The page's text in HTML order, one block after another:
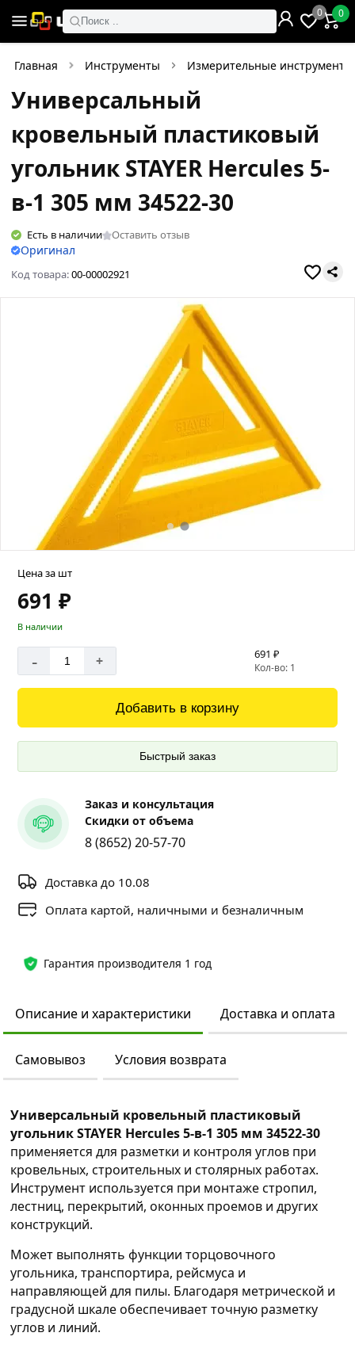
Поиск ..
0 0
Главная Инструменты Измерительные инструменты
Универсальный
кровельный пластиковый
угольник STAYER Hercules 5-
в-1 305 мм 34522-30
Есть в наличии Оставить отзыв
Оригинал
Код товара:00-00002921
Гарантия производителя 1 год
Цена за шт
691 ₽
В наличии
- + 691 ₽
Кол-во: 1
Добавить в корзину
Быстрый заказ
Заказ и консультация
Скидки от объема
8 (8652) 20-57-70
Доставка до 10.08
Оплата картой, наличными и безналичным
Описание и характеристики Доставка и оплата
Самовывоз Условия возврата
Универсальный кровельный пластиковый
угольник STAYER Hercules 5-в-1 305 мм 34522-30
применяется для разметки и контроля углов при
кровельных, строительных и столярных работах.
Инструмент используется при монтаже стропил,
лестниц, перекрытий, оконных проемов и других
конструкций.
Может выполнять функции торцовочного
угольника, транспортира, рейсмуса и
направляющей для пилы. Благодаря метрической и
градусной шкале обеспечивает точную разметку
углов и линий.